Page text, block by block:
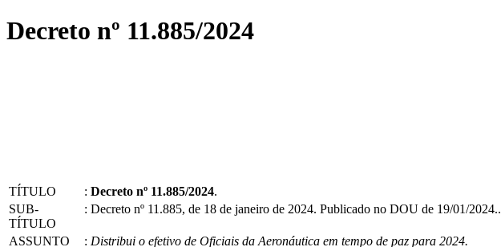
Decreto nº 11.885/2024
TÍTULO : Decreto nº 11.885/2024.
SUB-
TÍTULO
: Decreto nº 11.885, de 18 de janeiro de 2024. Publicado no DOU de 19/01/2024..
ASSUNTO : Distribui o efetivo de Oficiais da Aeronáutica em tempo de paz para 2024.